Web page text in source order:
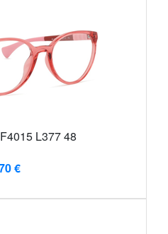
L377 48
€